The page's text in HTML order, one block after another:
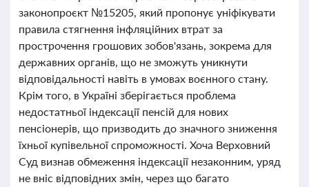
законопроєкт №15205, який пропонує уніфікувати
правила стягнення інфляційних втрат за
прострочення грошових зобов'язань, зокрема для
державних органів, що не зможуть уникнути
відповідальності навіть в умовах воєнного стану.
Крім того, в Україні зберігається проблема
недостатньої індексації пенсій для нових
пенсіонерів, що призводить до значного зниження
їхньої купівельної спроможності. Хоча Верховний
Суд визнав обмеження індексації незаконним, уряд
не вніс відповідних змін, через що багато